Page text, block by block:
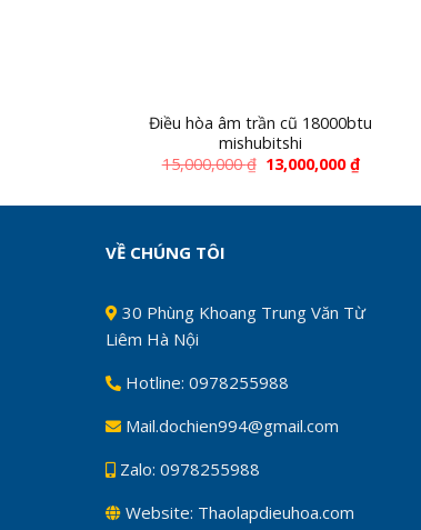
Điều hòa âm trần cũ 18000btu
mishubitshi
15,000,000₫ 13,000,000₫
VỀ CHÚNG TÔI
30 Phùng Khoang Trung Văn Từ
Liêm Hà Nội
Hotline: 0978255988
Mail.dochien994@gmail.com
Zalo: 0978255988
Website: Thaolapdieuhoa.com